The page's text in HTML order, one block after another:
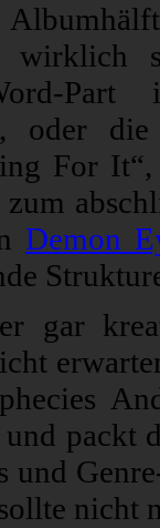
wirklich
oder
For
zum
Demon
gar
packt
und